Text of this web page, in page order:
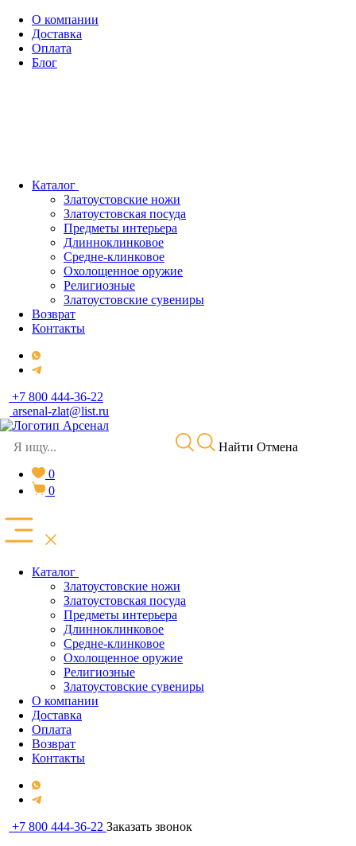
О компании
Доставка
Оплата
Блог
Каталог
Златоустовские ножи
Златоустовская посуда
Предметы интерьера
Длинноклинковое
Средне-клинковое
Охолощенное оружие
Религиозные
Златоустовские сувениры
Возврат
Контакты
+7 800 444-36-22
arsenal-zlat@list.ru
Найти Отмена
0
0
Каталог
Златоустовские ножи
Златоустовская посуда
Предметы интерьера
Длинноклинковое
Средне-клинковое
Охолощенное оружие
Религиозные
Златоустовские сувениры
О компании
Доставка
Оплата
Возврат
Контакты
+7 800 444-36-22 Заказать звонок